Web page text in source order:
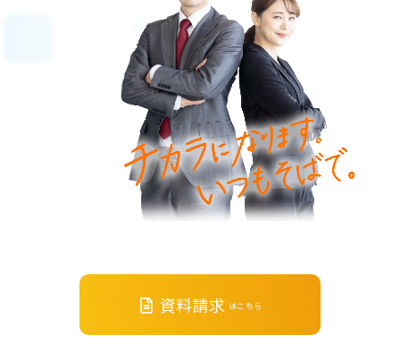
資料請求 はこちら